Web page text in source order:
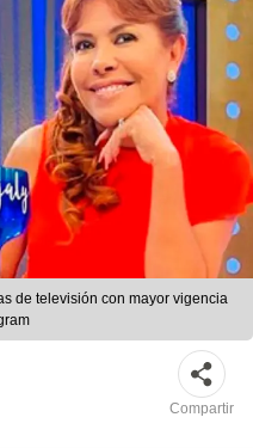
de televisión con mayor vigencia
Compartir